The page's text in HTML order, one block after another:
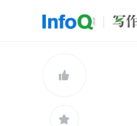
前端

